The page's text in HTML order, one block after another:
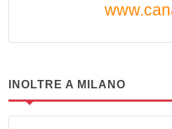
INOLTRE A MILANO